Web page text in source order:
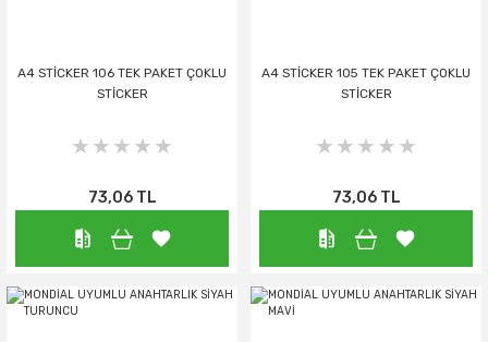
A4 STİCKER 106 TEK PAKET ÇOKLU
STİCKER
73,06 TL
A4 STİCKER 105 TEK PAKET ÇOKLU
STİCKER
73,06 TL